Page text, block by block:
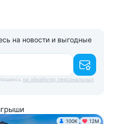
на новости и выгодные
на обработку персональных
100K 12М